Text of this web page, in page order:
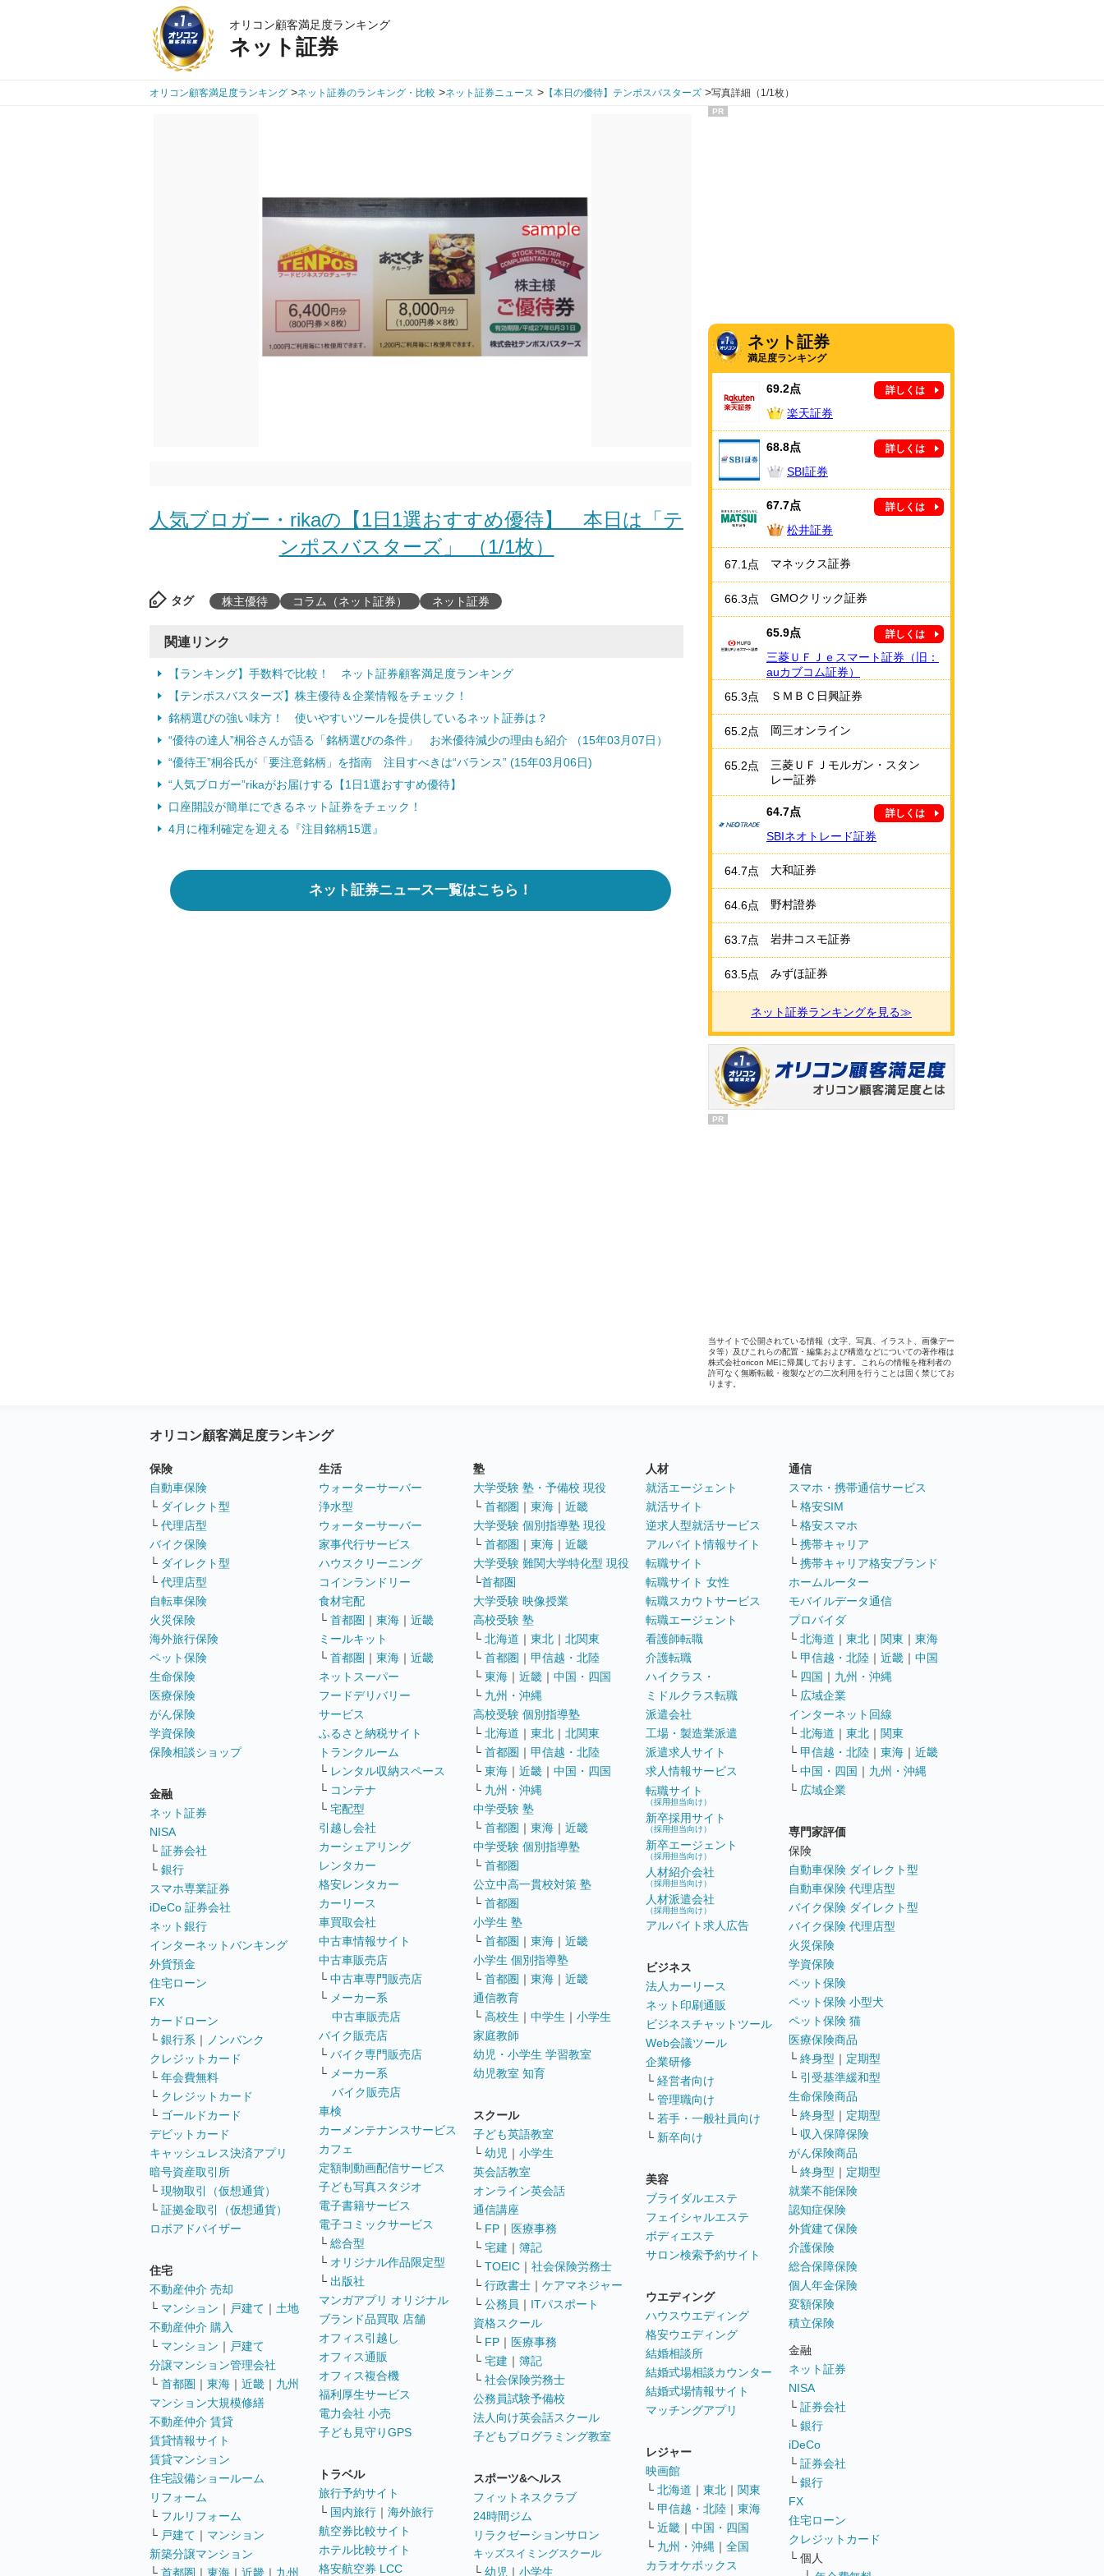
オリコン顧客満足度ランキング
ネット証券
オリコン顧客満足度ランキング >ネット証券のランキング・比較 >ネット証券ニュース > 【本日の優待】テンポスバスターズ >写真詳細（1/1枚）
人気ブロガー・rikaの【1日1選おすすめ優待】 本日は「テ
ンポスバスターズ」 （1/1枚）
タグ 株主優待 コラム（ネット証券） ネット証券
関連リンク
【ランキング】手数料で比較！ ネット証券顧客満足度ランキング
【テンポスバスターズ】株主優待＆企業情報をチェック！
銘柄選びの強い味方！ 使いやすいツールを提供しているネット証券は？
“優待の達人”桐谷さんが語る「銘柄選びの条件」 お米優待減少の理由も紹介 （15年03月07日）
“優待王”桐谷氏が「要注意銘柄」を指南 注目すべきは“バランス” (15年03月06日)
“人気ブロガー”rikaがお届けする【1日1選おすすめ優待】
口座開設が簡単にできるネット証券をチェック！
4月に権利確定を迎える『注目銘柄15選』
ネット証券ニュース一覧はこちら！
PR
ネット証券
満足度ランキング
69.2点 詳しくは
楽天証券
68.8点 詳しくは
SBI証券
67.7点 詳しくは
松井証券
67.1点 マネックス証券
66.3点 GMOクリック証券
65.9点 詳しくは
三菱ＵＦＪｅスマート証券（旧：
auカブコム証券）
65.3点
ＳＭＢＣ日興証券
65.2点 岡三オンライン
65.2点
三菱ＵＦＪモルガン・スタン
レー証券
64.7点 詳しくは
SBIネオトレード証券
64.7点 大和証券
64.6点 野村證券
63.7点 岩井コスモ証券
63.5点 みずほ証券
ネット証券ランキングを見る≫
PR
当サイトで公開されている情報（文字、写真、イラスト、画像デー
タ等）及びこれらの配置・編集および構造などについての著作権は
株式会社oricon MEに帰属しております。これらの情報を権利者の
許可なく無断転載・複製などの二次利用を行うことは固く禁じてお
ります。
オリコン顧客満足度ランキング
保険
自動車保険
└ ダイレクト型
└ 代理店型
バイク保険
└ ダイレクト型
└ 代理店型
自転車保険
火災保険
海外旅行保険
ペット保険
生命保険
医療保険
がん保険
学資保険
保険相談ショップ
金融
ネット証券
NISA
└ 証券会社
└ 銀行
スマホ専業証券
iDeCo 証券会社
ネット銀行
インターネットバンキング
外貨預金
住宅ローン
FX
カードローン
└ 銀行系 ｜
ノンバンク
クレジットカード
└ 年会費無料
└ クレジットカード
└ ゴールドカード
デビットカード
キャッシュレス決済アプリ
暗号資産取引所
└ 現物取引（仮想通貨）
└ 証拠金取引（仮想通貨）
ロボアドバイザー
住宅
不動産仲介 売却
└ マンション ｜ 戸建て ｜ 土地
不動産仲介 購入
└ マンション ｜ 戸建て
分譲マンション管理会社
└ 首都圏 ｜ 東海 ｜ 近畿 ｜ 九州
マンション大規模修繕
不動産仲介 賃貸
賃貸情報サイト
賃貸マンション
住宅設備ショールーム
リフォーム
└ フルリフォーム
└ 戸建て ｜ マンション
新築分譲マンション
└ 首都圏 ｜ 東海 ｜ 近畿 ｜ 九州
生活
ウォーターサーバー
浄水型
ウォーターサーバー
家事代行サービス
ハウスクリーニング
コインランドリー
食材宅配
└ 首都圏 ｜ 東海 ｜ 近畿
ミールキット
└ 首都圏 ｜ 東海 ｜ 近畿
ネットスーパー
フードデリバリー
サービス
ふるさと納税サイト
トランクルーム
└ レンタル収納スペース
└ コンテナ
└ 宅配型
引越し会社
カーシェアリング
レンタカー
格安レンタカー
カーリース
車買取会社
中古車情報サイト
中古車販売店
└ 中古車専門販売店
└ メーカー系
中古車販売店
バイク販売店
└ バイク専門販売店
└ メーカー系
バイク販売店
車検
カーメンテナンスサービス
カフェ
定額制動画配信サービス
子ども写真スタジオ
電子書籍サービス
電子コミックサービス
└ 総合型
└ オリジナル作品限定型
└ 出版社
マンガアプリ オリジナル
ブランド品買取 店舗
オフィス引越し
オフィス通販
オフィス複合機
福利厚生サービス
電力会社 小売
子ども見守りGPS
トラベル
旅行予約サイト
└ 国内旅行 ｜ 海外旅行
航空券比較サイト
ホテル比較サイト
格安航空券 LCC
塾
大学受験 塾・予備校 現役
└ 首都圏 ｜ 東海 ｜ 近畿
大学受験 個別指導塾 現役
└ 首都圏 ｜ 東海 ｜ 近畿
大学受験 難関大学特化型 現役
└首都圏
大学受験 映像授業
高校受験 塾
└ 北海道 ｜ 東北 ｜ 北関東
└ 首都圏 ｜ 甲信越・北陸
└ 東海 ｜ 近畿 ｜ 中国・四国
└ 九州・沖縄
高校受験 個別指導塾
└ 北海道 ｜ 東北 ｜ 北関東
└ 首都圏 ｜ 甲信越・北陸
└ 東海 ｜ 近畿 ｜ 中国・四国
└ 九州・沖縄
中学受験 塾
└ 首都圏 ｜ 東海 ｜ 近畿
中学受験 個別指導塾
└ 首都圏
公立中高一貫校対策 塾
└ 首都圏
小学生 塾
└ 首都圏 ｜ 東海 ｜ 近畿
小学生 個別指導塾
└ 首都圏 ｜ 東海 ｜ 近畿
通信教育
└ 高校生 ｜ 中学生 ｜ 小学生
家庭教師
幼児・小学生 学習教室
幼児教室 知育
スクール
子ども英語教室
└ 幼児 ｜ 小学生
英会話教室
オンライン英会話
通信講座
└ FP ｜ 医療事務
└ 宅建 ｜ 簿記
└ TOEIC ｜ 社会保険労務士
└ 行政書士 ｜ ケアマネジャー
└ 公務員 ｜ ITパスポート
資格スクール
└ FP ｜ 医療事務
└ 宅建 ｜ 簿記
└ 社会保険労務士
公務員試験予備校
法人向け英会話スクール
子どもプログラミング教室
スポーツ&ヘルス
フィットネスクラブ
24時間ジム
リラクゼーションサロン
キッズスイミングスクール
└ 幼児 ｜ 小学生
人材
就活エージェント
就活サイト
逆求人型就活サービス
アルバイト情報サイト
転職サイト
転職サイト 女性
転職スカウトサービス
転職エージェント
看護師転職
介護転職
ハイクラス・
ミドルクラス転職
派遣会社
工場・製造業派遣
派遣求人サイト
求人情報サービス
転職サイト
（採用担当向け）
新卒採用サイト
（採用担当向け）
新卒エージェント
（採用担当向け）
人材紹介会社
（採用担当向け）
人材派遣会社
（採用担当向け）
アルバイト求人広告
ビジネス
法人カーリース
ネット印刷通販
ビジネスチャットツール
Web会議ツール
企業研修
└ 経営者向け
└ 管理職向け
└ 若手・一般社員向け
└ 新卒向け
美容
ブライダルエステ
フェイシャルエステ
ボディエステ
サロン検索予約サイト
ウエディング
ハウスウエディング
格安ウエディング
結婚相談所
結婚式場相談カウンター
結婚式場情報サイト
マッチングアプリ
レジャー
映画館
└ 北海道 ｜ 東北 ｜ 関東
└ 甲信越・北陸 ｜ 東海
└ 近畿 ｜ 中国・四国
└ 九州・沖縄 ｜ 全国
カラオケボックス
通信
スマホ・携帯通信サービス
└ 格安SIM
└ 格安スマホ
└ 携帯キャリア
└ 携帯キャリア格安ブランド
ホームルーター
モバイルデータ通信
プロバイダ
└ 北海道 ｜ 東北 ｜ 関東 ｜ 東海
└ 甲信越・北陸 ｜ 近畿 ｜ 中国
└ 四国 ｜ 九州・沖縄
└ 広域企業
インターネット回線
└ 北海道 ｜ 東北 ｜ 関東
└ 甲信越・北陸 ｜ 東海 ｜ 近畿
└ 中国・四国 ｜ 九州・沖縄
└ 広域企業
専門家評価
保険
自動車保険 ダイレクト型
自動車保険 代理店型
バイク保険 ダイレクト型
バイク保険 代理店型
火災保険
学資保険
ペット保険
ペット保険 小型犬
ペット保険 猫
医療保険商品
└ 終身型 ｜ 定期型
└ 引受基準緩和型
生命保険商品
└ 終身型 ｜ 定期型
└ 収入保障保険
がん保険商品
└ 終身型 ｜ 定期型
就業不能保険
認知症保険
外貨建て保険
介護保険
総合保障保険
個人年金保険
変額保険
積立保険
金融
ネット証券
NISA
└ 証券会社
└ 銀行
iDeCo
└ 証券会社
└ 銀行
FX
住宅ローン
クレジットカード
└ 個人